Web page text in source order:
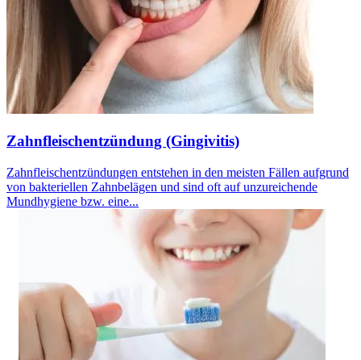
Zahnfleischentzündung (Gingivitis)
Zahnfleischentzündungen entstehen in den meisten Fällen aufgrund
von bakteriellen Zahnbelägen und sind oft auf unzureichende
Mundhygiene bzw. eine...